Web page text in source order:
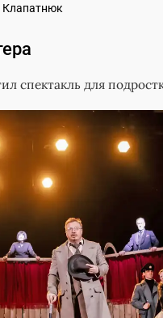
спектакль для